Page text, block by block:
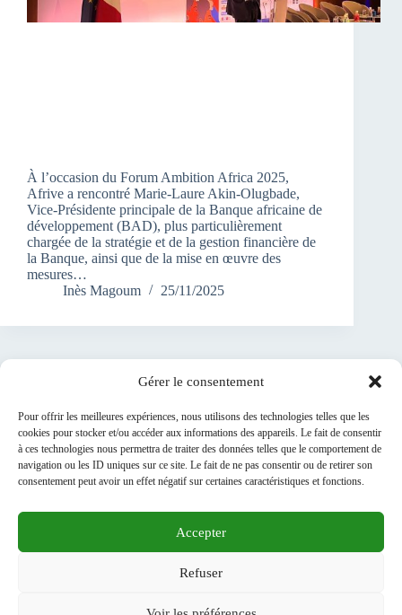
Gérer le consentement
Pour offrir les meilleures expériences, nous utilisons des technologies telles que les
cookies pour stocker et/ou accéder aux informations des appareils. Le fait de consentir
à ces technologies nous permettra de traiter des données telles que le comportement de
navigation ou les ID uniques sur ce site. Le fait de ne pas consentir ou de retirer son
consentement peut avoir un effet négatif sur certaines caractéristiques et fonctions.
Accepter
Refuser
À l’occasion du Forum Ambition Africa 2025,
Afrive a rencontré Marie-Laure Akin-Olugbade,
Vice-Présidente principale de la Banque africaine de
développement (BAD), plus particulièrement
chargée de la stratégie et de la gestion financière de
la Banque, ainsi que de la mise en œuvre des
mesures…
Inès Magoum
25/11/2025
A PROPOS DE NOUS